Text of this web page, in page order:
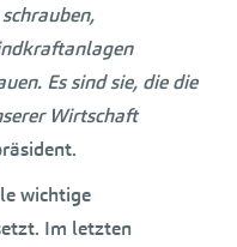
Es sind sie, die die
Wirtschaft
wichtige
Im letzten